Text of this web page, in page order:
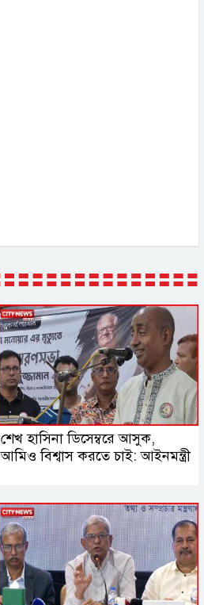
শেখ হাসিনা ডিসেম্বরে আসুক,
আমিও বিশ্বাস করতে চাই: আইনমন্ত্রী